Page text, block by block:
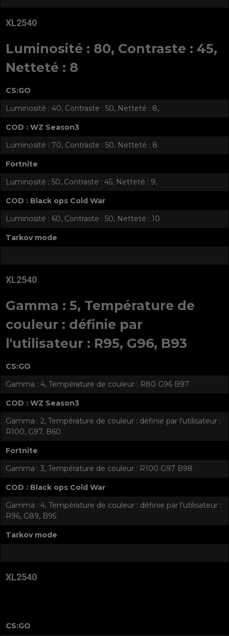
XL2540
Luminosité : 80, Contraste : 45,
Netteté : 8
CS:GO
Luminosité : 40, Contraste : 50, Netteté : 8,
COD : WZ Season3
Luminosité : 70, Contraste : 50, Netteté : 8
Fortnite
Luminosité : 50, Contraste : 45, Netteté : 9,
COD : Black ops Cold War
Luminosité : 60, Contraste : 50, Netteté : 10
Tarkov mode
XL2540
Gamma : 5, Température de
couleur : définie par
l'utilisateur : R95, G96, B93
CS:GO
Gamma : 4, Température de couleur : R80 G96 B97
COD : WZ Season3
Gamma : 2, Température de couleur : définie par l'utilisateur :
R100, G97, B60
Fortnite
Gamma : 3, Température de couleur : R100 G97 B98
COD : Black ops Cold War
Gamma : 4, Température de couleur : définie par l'utilisateur :
R96, G89, B95
Tarkov mode
XL2540
CS:GO